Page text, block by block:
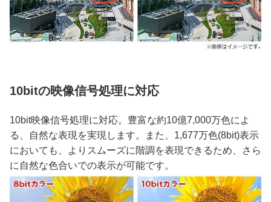
10bitの映像信号処理に対応
10bit映像信号処理に対応。豊富な約10億7,000万色によ
る、自然な表現を実現します。また、1,677万色(8bit)表示
においても、よりスムーズに階調を表現できるため、さら
に自然な色合いでの表示が可能です。